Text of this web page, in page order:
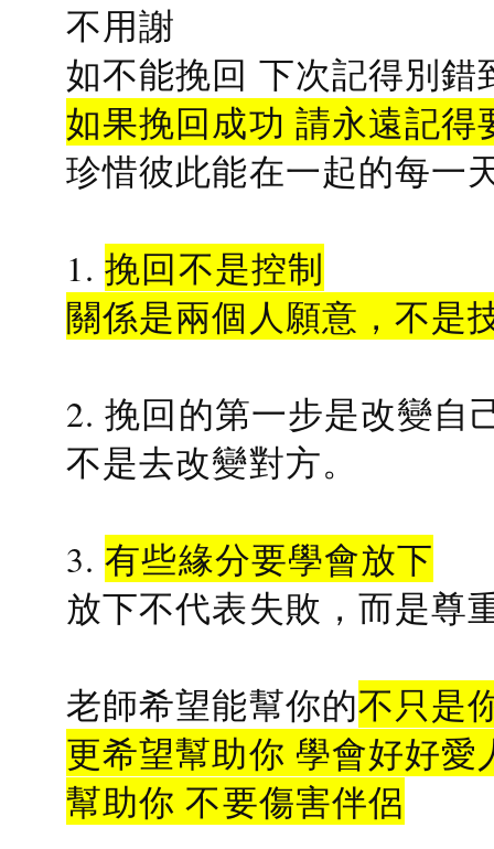
不用謝
如不能挽回 下次記得別錯
如果挽回成功 請永遠記得
珍惜彼此能在一起的每一
1.挽回不是控制
關係是兩個人願意，不是
2. 挽回的第一步是改變自
不是去改變對方。
3.有些緣分要學會放下
放下不代表失敗，而是尊
老師希望能幫你的不只是
更希望幫助你 學會好好愛
幫助你 不要傷害伴侶